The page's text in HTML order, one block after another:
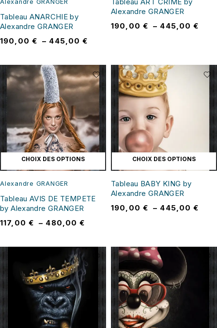
Alexandre GRANGER
Tableau ANARCHIE by
Alexandre GRANGER
190,00 € – 445,00€
Alexandre GRANGER
190,00 € – 445,00€
CHOIX DES OPTIONS
Alexandre GRANGER
Tableau AVIS DE TEMPETE
by Alexandre GRANGER
117,00 € – 480,00€
CHOIX DES OPTIONS
Tableau BABY KING by
Alexandre GRANGER
190,00 € – 445,00€